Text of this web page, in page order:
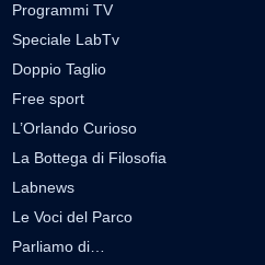
Programmi TV
Speciale LabTv
Doppio Taglio
Free sport
L’Orlando Curioso
La Bottega di Filosofia
Labnews
Le Voci del Parco
Parliamo di…